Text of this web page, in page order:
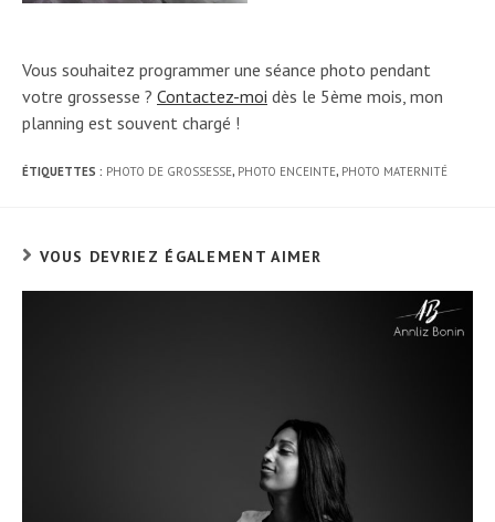
Vous souhaitez programmer une séance photo pendant
votre grossesse ? Contactez-moi dès le 5ème mois, mon
planning est souvent chargé !
ÉTIQUETTES : PHOTO DE GROSSESSE, PHOTO ENCEINTE, PHOTO MATERNITÉ
VOUS DEVRIEZ ÉGALEMENT AIMER